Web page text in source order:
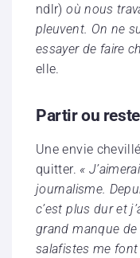
ndlr) où nous
pleuvent. On ne
essayer de faire
elle.
Partir ou
Une envie
quitter. «
journalisme.
c’est plus dur et
grand manque
salafistes me